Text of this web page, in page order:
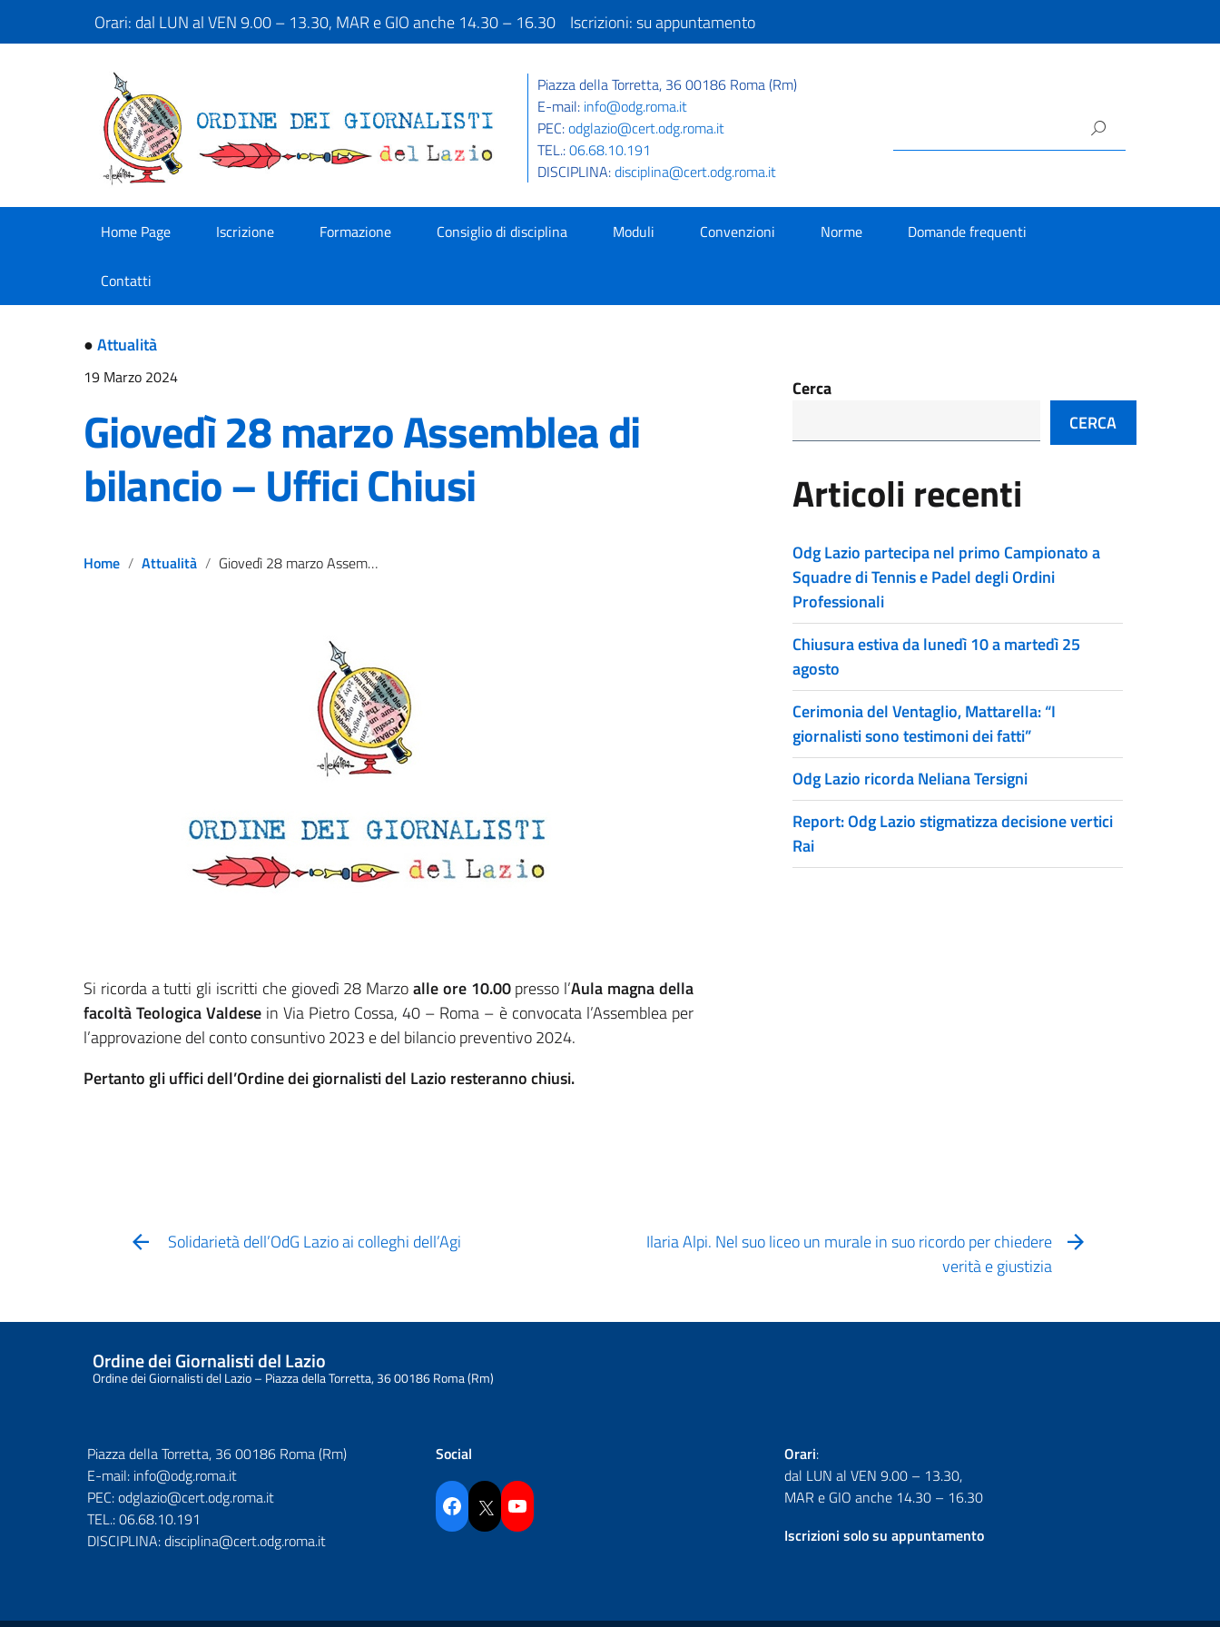
Orari: dal LUN al VEN 9.00 – 13.30, MAR e GIO anche 14.30 – 16.30 Iscrizioni: su appuntamento
Piazza della Torretta, 36 00186 Roma (Rm)
E-mail: info@odg.roma.it
PEC:odglazio@cert.odg.roma.it
TEL.:06.68.10.191
DISCIPLINA:disciplina@cert.odg.roma.it
Home Page Iscrizione Formazione Consiglio di disciplina Moduli Convenzioni Norme Domande frequenti
Contatti
●Attualità
19 Marzo 2024
Giovedì 28 marzo Assemblea di
bilancio – Uffici Chiusi
Home Attualità Giovedì 28 marzo Assemblea di bilancio – Uffici Chiusi
Si ricorda a tutti gli iscritti che giovedì 28 Marzoalle ore 10.00presso l’Aula magna della
facoltà Teologica Valdese in Via Pietro Cossa, 40 – Roma – è convocata l’Assemblea per
l’approvazione del conto consuntivo 2023 e del bilancio preventivo 2024.
Pertanto gli uffici dell’Ordine dei giornalisti del Lazio resteranno chiusi.
Cerca
CERCA
Articoli recenti
Odg Lazio partecipa nel primo Campionato a
Squadre di Tennis e Padel degli Ordini
Professionali
Chiusura estiva da lunedì 10 a martedì 25
agosto
Cerimonia del Ventaglio, Mattarella: “I
giornalisti sono testimoni dei fatti”
Odg Lazio ricorda Neliana Tersigni
Report: Odg Lazio stigmatizza decisione vertici
Rai
Solidarietà dell’OdG Lazio ai colleghi dell’Agi
Ilaria Alpi. Nel suo liceo un murale in suo ricordo per chiedere
verità e giustizia
Ordine dei Giornalisti del Lazio
Ordine dei Giornalisti del Lazio – Piazza della Torretta, 36 00186 Roma (Rm)
Piazza della Torretta, 36 00186 Roma (Rm)
E-mail: info@odg.roma.it
PEC:odglazio@cert.odg.roma.it
TEL.:06.68.10.191
DISCIPLINA:disciplina@cert.odg.roma.it
Social
Facebook Twitter YouTube
Orari:
dal LUN al VEN 9.00 – 13.30,
MAR e GIO anche 14.30 – 16.30
Iscrizioni solo su appuntamento